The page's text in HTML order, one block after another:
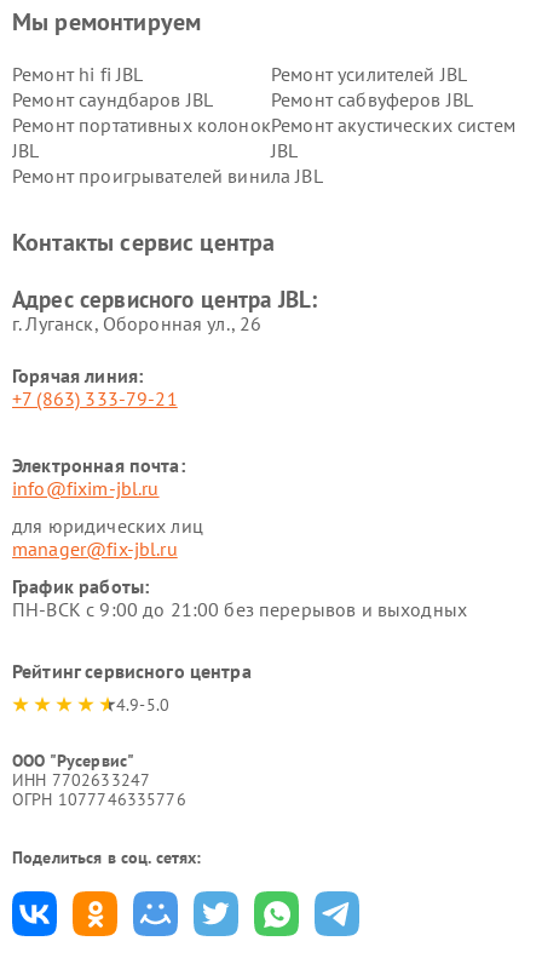
Мы ремонтируем
Ремонт hi fi JBL
Ремонт усилителей JBL
Ремонт саундбаров JBL
Ремонт сабвуферов JBL
Ремонт портативных колонок
JBL
Ремонт акустических систем
JBL
Ремонт проигрывателей винила JBL
Контакты сервис центра
Адрес сервисного центра JBL:
г. Луганск, Оборонная ул., 26
Горячая линия:
+7 (863) 333-79-21
Электронная почта:
info@fixim-jbl.ru
для юридических лиц
manager@fix-jbl.ru
График работы:
ПН-ВСК с 9:00 до 21:00 без перерывов и выходных
Рейтинг сервисного центра
4.9-5.0
ООО "Русервис"
ИНН 7702633247
ОГРН 1077746335776
Поделиться в соц. сетях: